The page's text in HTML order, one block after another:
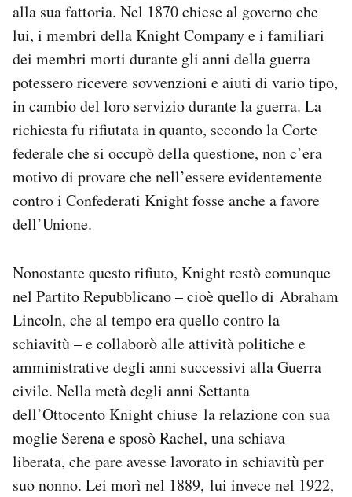
alla sua fattoria. Nel 1870 chiese al governo che
lui, i membri della Knight Company e i familiari
dei membri morti durante gli anni della guerra
potessero ricevere sovvenzioni e aiuti di vario tipo,
in cambio del loro servizio durante la guerra. La
richiesta fu rifiutata in quanto, secondo la Corte
federale che si occupò della questione, non c’era
motivo di provare che nell’essere evidentemente
contro i Confederati Knight fosse anche a favore
dell’Unione.
Nonostante questo rifiuto, Knight restò comunque
nel Partito Repubblicano – cioè quello di Abraham
Lincoln, che al tempo era quello contro la
schiavitù – e collaborò alle attività politiche e
amministrative degli anni successivi alla Guerra
civile. Nella metà degli anni Settanta
dell’Ottocento Knight chiuse la relazione con sua
moglie Serena e sposò Rachel, una schiava
liberata, che pare avesse lavorato in schiavitù per
suo nonno. Lei morì nel 1889, lui invece nel 1922,